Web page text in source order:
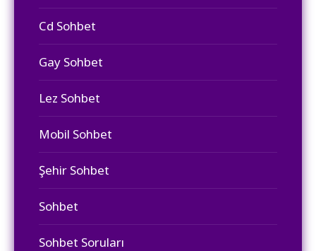
Cd Sohbet
Gay Sohbet
Lez Sohbet
Mobil Sohbet
Şehir Sohbet
Sohbet
Sohbet Soruları